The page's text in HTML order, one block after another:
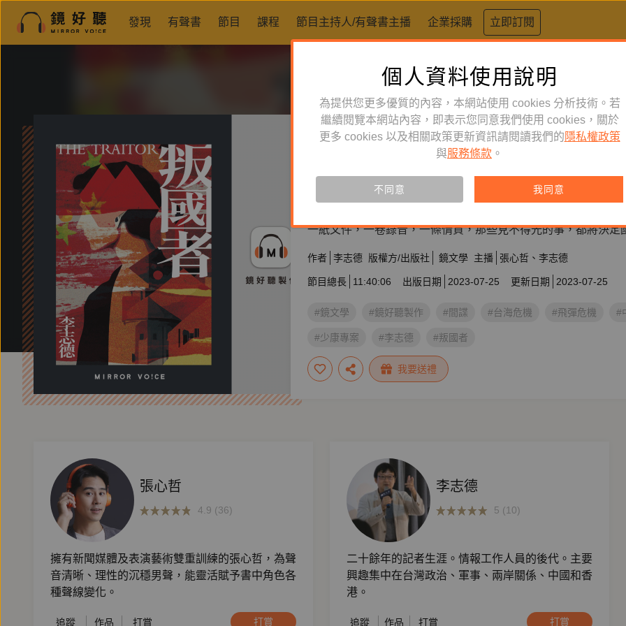
發現 有聲書 節目 課程 節目主持人/有聲書主播 企業採購 立即訂閱
訂閱 有聲書 文學小說
訂閱會員可聆聽本產品，您也可單購收藏。
一紙文件，一卷錄音，一條情資，那些見不得光的事，都將決定
作者 李志德 版權方/出版社 鏡文學 主播 張心哲 李志德
節目總長 11:40:06 出版日期 2023-07-25 更新日期 2023-07-25
#鏡文學 #鏡好聽製作 #間諜 #台海危機 #飛彈危機 #
#少康專案 #李志德 #叛國者
我要送禮
張心哲
4.9 (36)
擁有新聞媒體及表演藝術雙重訓練的張心哲，為聲
音清晰、理性的沉穩男聲，能靈活賦予書中角色各
種聲線變化。
追蹤 作品 打賞 打賞
李志德
5 (10)
二十餘年的記者生涯。情報工作人員的後代。主要
興趣集中在台灣政治、軍事、兩岸關係、中國和香
港。
追蹤 作品 打賞 打賞
個人資料使用說明
為提供您更多優質的內容，本網站使用 cookies 分析技術。若
繼續閱覽本網站內容，即表示您同意我們使用 cookies，關於
更多 cookies 以及相關政策更新資訊請閱讀我們的 隱私權政策
與服務條款 。
不同意 我同意